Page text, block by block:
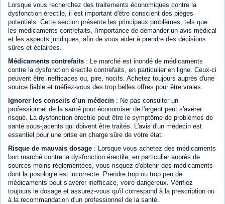
Lorsque vous recherchez des traitements économiques contre la
dysfonction érectile, il est important d'être conscient des pièges
potentiels. Cette section présente les principaux problèmes, tels que
les médicaments contrefaits, l'importance de demander un avis médical
et les aspects juridiques, afin de vous aider à prendre des décisions
sûres et éclairées.
Médicaments contrefaits : Le marché est inondé de médicaments
contre la dysfonction érectile contrefaits, en particulier en ligne. Ceux-ci
peuvent être inefficaces ou, pire, nocifs. Achetez toujours auprès d'une
source fiable et méfiez-vous des trop belles offres pour être vraies.
Ignorer les conseils d'un médecin : Ne pas consulter un
professionnel de la santé pour économiser de l'argent peut s'avérer
risqué. La dysfonction érectile peut être le symptôme de problèmes de
santé sous-jacents qui doivent être traités. L'avis d'un médecin est
essentiel pour une prise en charge sûre de votre état.
Risque de mauvais dosage : Lorsque vous achetez des médicaments
bon marché contre la dysfonction érectile, en particulier auprès de
sources moins réglementées, vous risquez d'obtenir des médicaments
dont la posologie est incorrecte. Prendre trop ou trop peu de
médicaments peut s'avérer inefficace, voire dangereux. Vérifiez
toujours le dosage et assurez-vous qu'il correspond à la prescription ou
à la recommandation d'un professionnel de la santé.